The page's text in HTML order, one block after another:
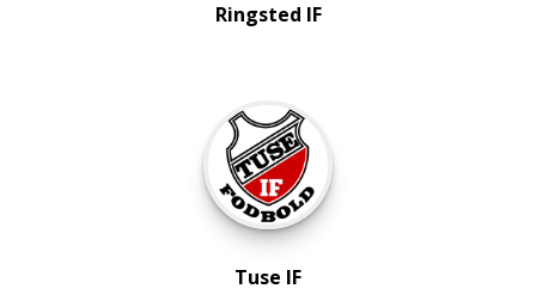
Ringsted IF
Tuse IF